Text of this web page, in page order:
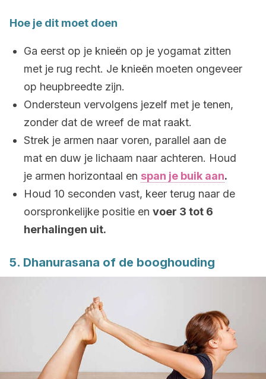
Hoe je dit moet doen
Ga eerst op je knieën op je yogamat zitten
met je rug recht. Je knieën moeten ongeveer
op heupbreedte zijn.
Ondersteun vervolgens jezelf met je tenen,
zonder dat de wreef de mat raakt.
Strek je armen naar voren, parallel aan de
mat en duw je lichaam naar achteren. Houd
je armen horizontaal en span je buik aan.
Houd 10 seconden vast, keer terug naar de
oorspronkelijke positie en voer 3 tot 6
herhalingen uit.
5. Dhanurasana of de booghouding